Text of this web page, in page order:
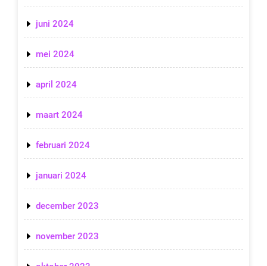
juni 2024
mei 2024
april 2024
maart 2024
februari 2024
januari 2024
december 2023
november 2023